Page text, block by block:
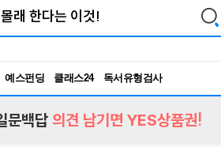
예스펀딩 클래스24
RBTI Lab
독서유형검사
문백답 의견 남기면 YES상품권!